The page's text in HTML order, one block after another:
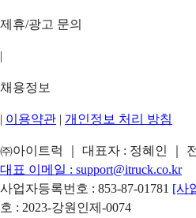
제휴/광고 문의
|
채용정보
| 이용약관 | 개인정보 처리 방침
㈜아이트럭 ｜ 대표자 : 정혜인 ｜
대표 이메일 : support@itruck.co.kr
사업자등록번호 : 853-87-01781 [사
호 : 2023-강원인제-0074